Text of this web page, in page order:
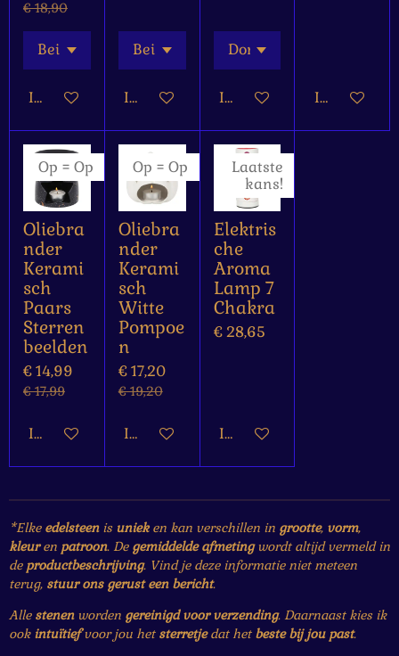
€ 18,90
In winkelwagenIn winkelwagenIn winkelwagen
In
Op = Op
Oliebra
nder
Kerami
sch
Paars
Sterren
beelden
€ 14,99
€ 17,99
In winkelwagen
Op = Op
Oliebra
nder
Kerami
sch
Witte
Pompoe
n
€ 17,20
€ 19,20
In winkelwagen
Laatste
kans!
Elektris
che
Aroma
Lamp 7
Chakra
€ 28,65
In winkelwagen
*Elke edelsteenis unieken kan verschillen in grootte, vorm,
kleuren patroon. De gemiddelde afmetingwordt altijd vermeld in
de productbeschrijving. Vind je deze informatie niet meteen
terug, stuur ons gerust een bericht.
Alle stenenworden gereinigd voor verzending. Daarnaast kies ik
ook intuïtiefvoor jou het sterretjedat het beste bij jou past.